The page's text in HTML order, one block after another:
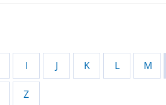
I J K L M
Z